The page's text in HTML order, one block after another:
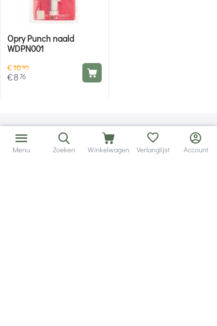
Opry Punch naald
WDPN001
€1095
€876
Menu Zoeken Winkelwagen Verlanglijst Account